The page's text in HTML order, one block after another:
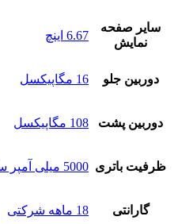
سایر صفحه
نمایش
6.67 اینچ
دوربین جلو 16 مگاپیکسل
دوربین پشت 108 مگاپیکسل
ظرفیت باتری 5000 میلی آمپر ساعت
گارانتی 18 ماهه شرکتی